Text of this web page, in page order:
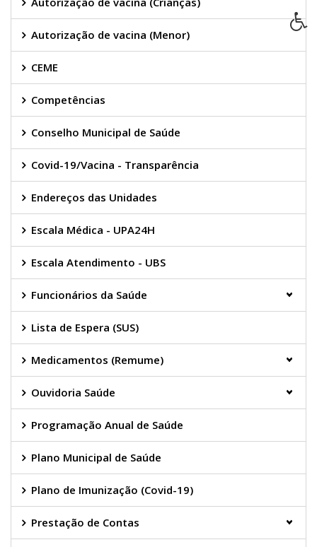
Autorização de vacina (Menor)
CEME
Competências
Conselho Municipal de Saúde
Covid-19/Vacina - Transparência
Endereços das Unidades
Escala Médica - UPA24H
Escala Atendimento - UBS
Funcionários da Saúde
Lista de Espera (SUS)
Medicamentos (Remume)
Ouvidoria Saúde
Programação Anual de Saúde
Plano Municipal de Saúde
Plano de Imunização (Covid-19)
Prestação de Contas